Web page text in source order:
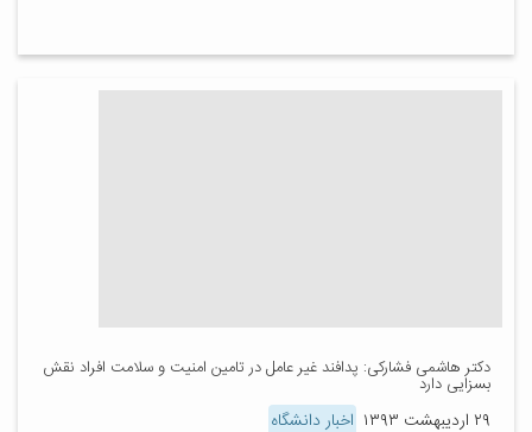
دکتر هاشمی فشارکی: پدافند غیر عامل در تامین امنیت و سلامت افراد نقش
بسزایی دارد
۲۹ اردیبهشت ۱۳۹۳ اخبار دانشگاه